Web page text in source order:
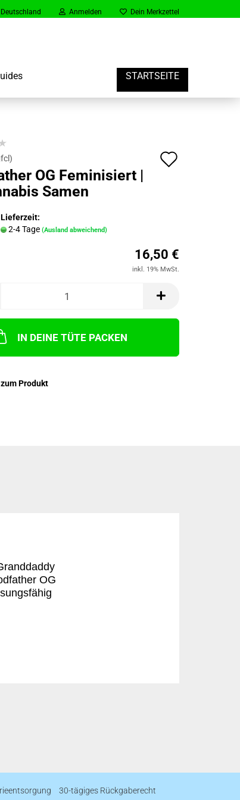
Deutschland Anmelden
Konto erstellen
Dein Merkzettel
STARTSEITE
)
OG Feminisiert |
Samen
Lieferzeit:
2-4 Tage (Ausland abweichend)
16,50 €
inkl. 19% MwSt.
IN DEINE TÜTE PACKEN
Produkt
OG
30-tägiges Rückgaberecht